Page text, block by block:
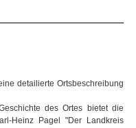
detailierte Ortsbeschreibung
des Ortes bietet die
Heinz Pagel "Der Landkreis